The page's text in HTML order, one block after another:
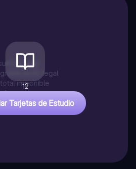
base
gratificación legal
total imponible
afp
12
Tarjetas de Estudio